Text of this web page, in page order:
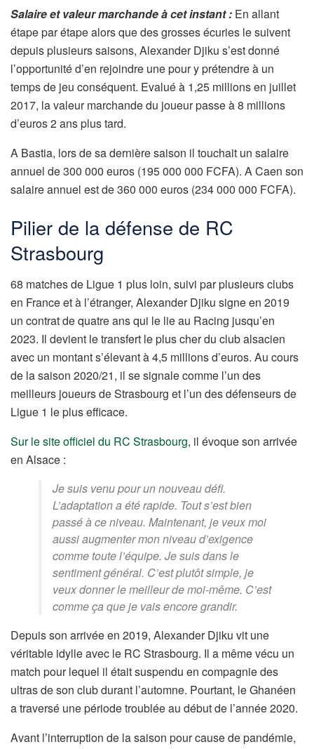
Salaire et valeur marchande à cet instant : En allant
étape par étape alors que des grosses écuries le suivent
depuis plusieurs saisons, Alexander Djiku s’est donné
l’opportunité d’en rejoindre une pour y prétendre à un
temps de jeu conséquent. Evalué à 1,25 millions en juillet
2017, la valeur marchande du joueur passe à 8 millions
d’euros 2 ans plus tard.
A Bastia, lors de sa dernière saison il touchait un salaire
annuel de 300 000 euros (195 000 000 FCFA). A Caen son
salaire annuel est de 360 000 euros (234 000 000 FCFA).
Pilier de la défense de RC
Strasbourg
68 matches de Ligue 1 plus loin, suivi par plusieurs clubs
en France et à l’étranger, Alexander Djiku signe en 2019
un contrat de quatre ans qui le lie au Racing jusqu’en
2023. Il devient le transfert le plus cher du club alsacien
avec un montant s’élevant à 4,5 millions d’euros. Au cours
de la saison 2020/21, il se signale comme l’un des
meilleurs joueurs de Strasbourg et l’un des défenseurs de
Ligue 1 le plus efficace.
Sur le site officiel du RC Strasbourg, il évoque son arrivée
en Alsace :
Je suis venu pour un nouveau défi.
L’adaptation a été rapide. Tout s’est bien
passé à ce niveau. Maintenant, je veux moi
aussi augmenter mon niveau d’exigence
comme toute l’équipe. Je suis dans le
sentiment général. C’est plutôt simple, je
veux donner le meilleur de moi-même. C’est
comme ça que je vais encore grandir.
Depuis son arrivée en 2019, Alexander Djiku vit une
véritable idylle avec le RC Strasbourg. Il a même vécu un
match pour lequel il était suspendu en compagnie des
ultras de son club durant l’automne. Pourtant, le Ghanéen
a traversé une période troublée au début de l’année 2020.
Avant l’interruption de la saison pour cause de pandémie,